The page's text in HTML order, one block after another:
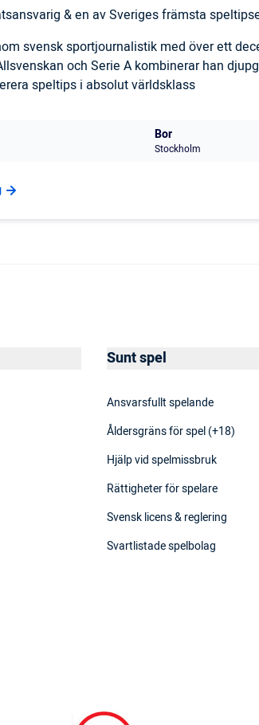
& en av Sveriges främsta
svensk sportjournalistik med över ett
och Serie A kombinerar han
speltips i absolut världsklass
Bor
Stockholm
Sunt spel
Ansvarsfullt spelande
Åldersgräns för spel (+18)
Hjälp vid spelmissbruk
Rättigheter för spelare
Svensk licens & reglering
Svartlistade spelbolag